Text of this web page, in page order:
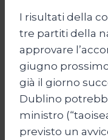
I risultati della
tre partiti della
approvare
giugno
già il giorno
Dublino
ministro
previsto un